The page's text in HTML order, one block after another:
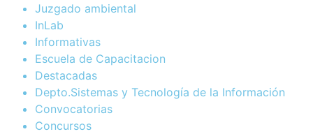
Juzgado ambiental
InLab
Informativas
Escuela de Capacitacion
Destacadas
Depto.Sistemas y Tecnología de la Información
Convocatorias
Concursos